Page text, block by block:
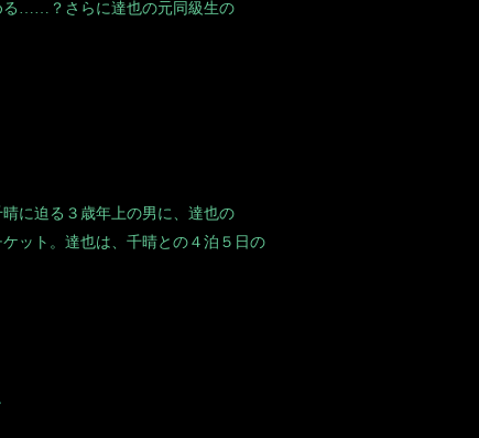
る……？さらに達也の元同級生の
に迫る３歳年上の男に、達也の
ット。達也は、千晴との４泊５日の